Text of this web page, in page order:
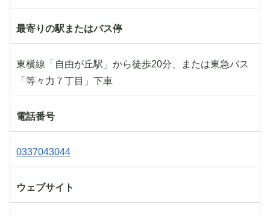
最寄りの駅またはバス停
東横線「自由が丘駅」から徒歩20分、または東急バス
「等々力７丁目」下車
電話番号
0337043044
ウェブサイト